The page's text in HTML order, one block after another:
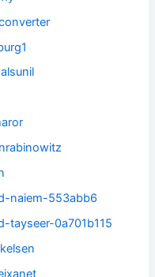
naiem-553abb6
tayseer-0a701b115